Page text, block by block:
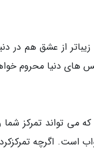
از عشق هم در
های دنیا محروم